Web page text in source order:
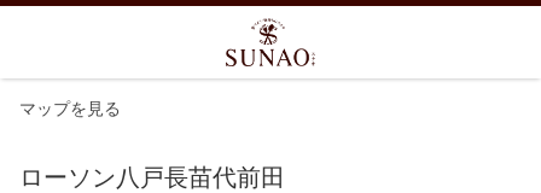
マップを見る
ローソン八戸長苗代前田